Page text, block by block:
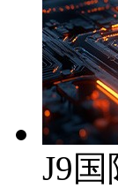
J9